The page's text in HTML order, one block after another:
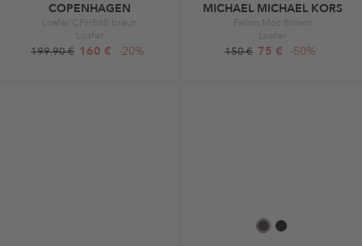
COPENHAGEN
Loafer CPH885 braun
Loafer
199,90 € 160 € -20%
MICHAEL MICHAEL KORS
Fallon Moc Brown
Loafer
150 € 75 € -50%